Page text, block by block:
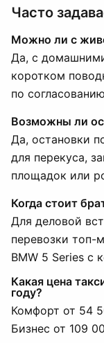
Часто
Можно ли с
Да, с
коротком
по
Возможны ли
Да, остановки
для перекуса,
площадок или
Когда стоит
Для деловой
перевозки топ-
BMW 5 Series с
Какая цена
году?
Комфорт от 54
Бизнес от 109